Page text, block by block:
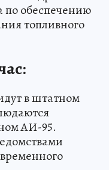
по обеспечению
топливного
в штатном
АИ-95.